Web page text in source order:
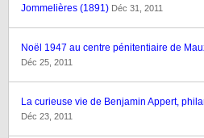
Jommelières (1891) Déc 31, 2011
Noël 1947 au centre pénitentiaire de
Déc 25, 2011
La curieuse vie de Benjamin Appert,
Déc 23, 2011